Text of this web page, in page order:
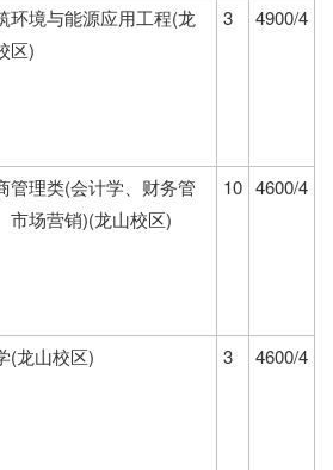
环境与能源应用工程(龙
区)
3 4900/4
管理类(会计学、财务管
市场营销)(龙山校区)
10 4600/4
(龙山校区) 3 4600/4